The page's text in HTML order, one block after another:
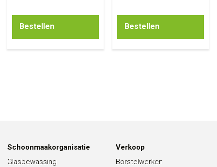
Bestellen Bestellen
Schoonmaakorganisatie
Glasbewassing
Verkoop
Borstelwerken